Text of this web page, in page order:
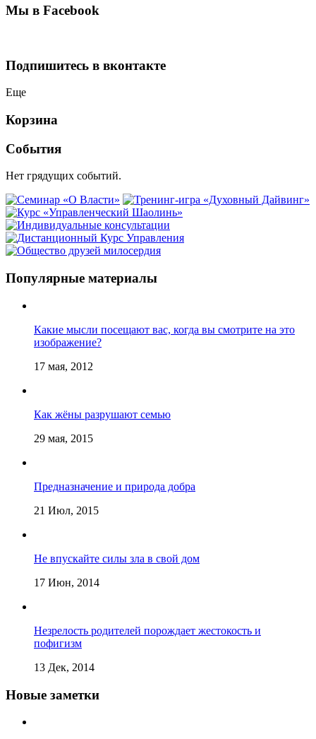
Мы в Facebook
Подпишитесь в вконтакте
Еще
Корзина
События
Нет грядущих событий.
Популярные материалы
Какие мысли посещают вас, когда вы смотрите на это
изображение?
17 мая, 2012
Как жёны разрушают семью
29 мая, 2015
Предназначение и природа добра
21 Июл, 2015
Не впускайте силы зла в свой дом
17 Июн, 2014
Незрелость родителей порождает жестокость и
пофигизм
13 Дек, 2014
Новые заметки